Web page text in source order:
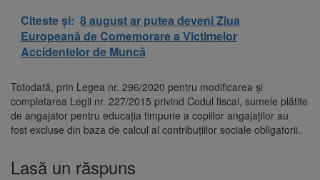
Citeste și: 8 august ar putea deveni Ziua
Europeană de Comemorare a Victimelor
Accidentelor de Muncă
Totodată, prin Legea nr. 296/2020 pentru modificarea și
completarea Legii nr. 227/2015 privind Codul fiscal, sumele plătite
de angajator pentru educaţia timpurie a copiilor angajaţilor au
fost excluse din baza de calcul al contribuțiilor sociale obligatorii.
Lasă un răspuns